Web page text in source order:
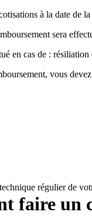
à la date de
sera
en cas de :
vous
régulier de
faire un